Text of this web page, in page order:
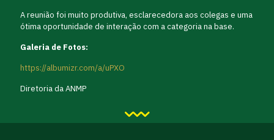
A reunião foi muito produtiva, esclarecedora aos colegas e uma
ótima oportunidade de interação com a categoria na base.
Galeria de Fotos:
https://albumizr.com/a/uPXO
Diretoria da ANMP